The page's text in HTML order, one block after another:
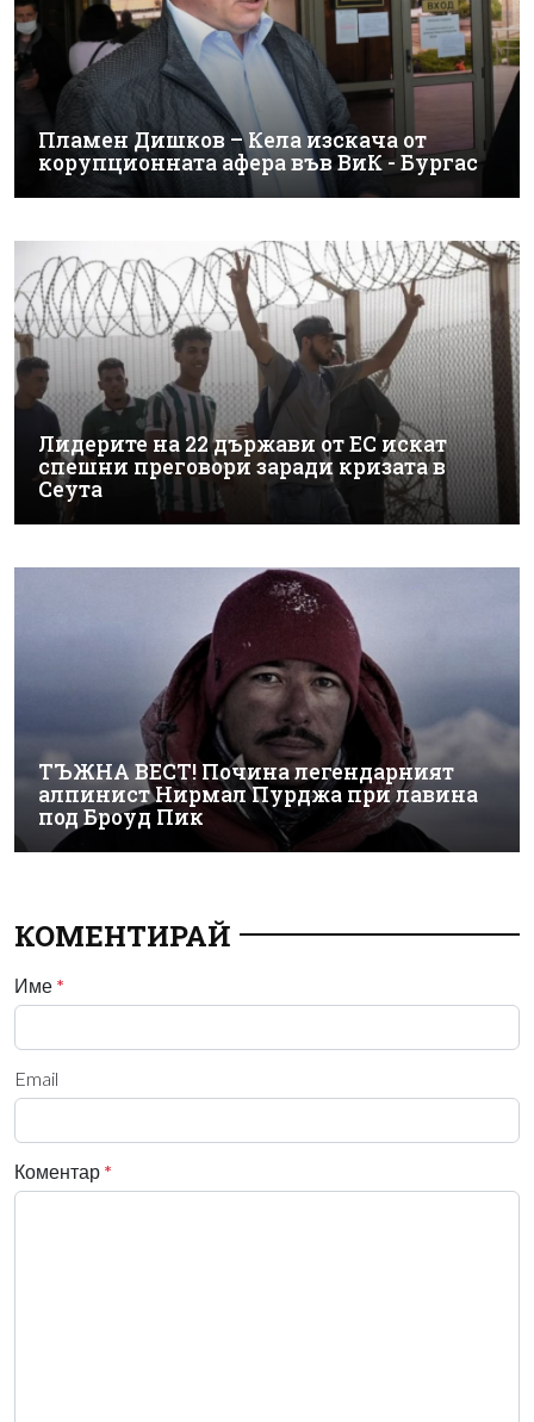
Пламен Дишков – Кела изскача от
корупционната афера във ВиК - Бургас
Лидерите на 22 държави от ЕС искат
спешни преговори заради кризата в
Сеута
ТЪЖНА ВЕСТ! Почина легендарният
алпинист Нирмал Пурджа при лавина
под Броуд Пик
КОМЕНТИРАЙ
Име *
Email
Коментар *